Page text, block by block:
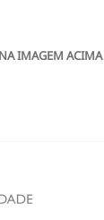
IMAGEM ACIMA